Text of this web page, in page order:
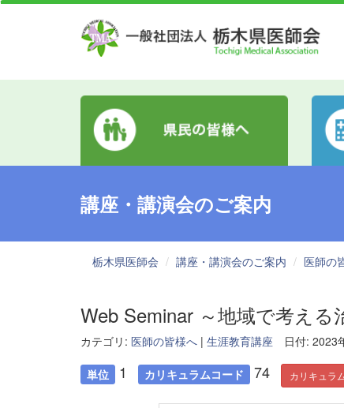
講座・講演会のご案内
栃木県医師会 講座・講演会のご案内 医師の
Web Seminar ～地域で考える
カテゴリ: 医師の皆様へ | 生涯教育講座 日付: 2023
単位 1 カリキュラムコード 74 カリキュラ